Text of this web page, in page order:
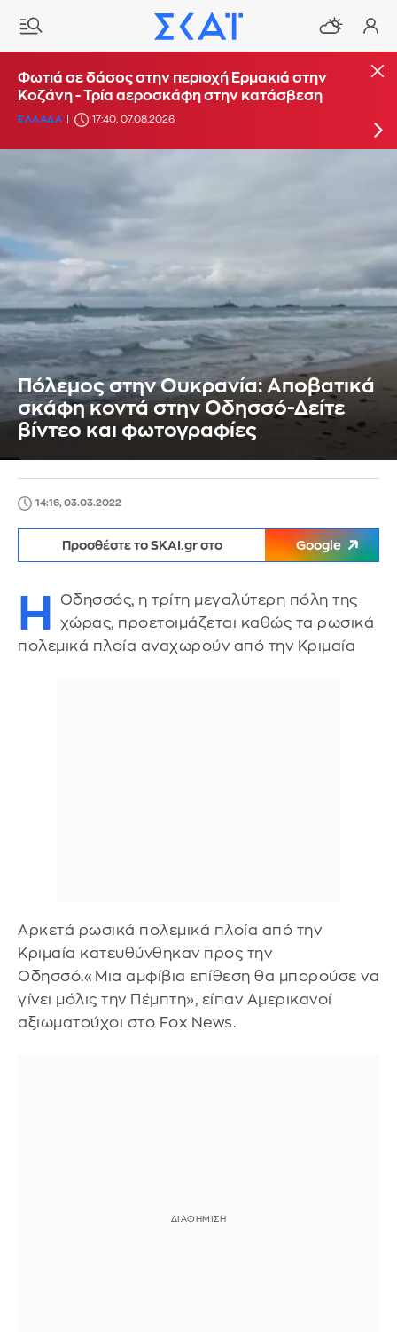
Φωτιά στο Στεφάνι Κορίνθου - Μήνυμα από το
112 για ετοιμότητα
ΕΛΛΑΔΑ 16:29, 07.08.2026
Φωτιά σε δάσος στην περιοχή Ερμακιά στην
Κοζάνη - Τρία αεροσκάφη στην κατάσβεση
ΕΛΛΑΔΑ 17:40, 07.08.2026
Πόλεμος στην Ουκρανία: Αποβατικά
σκάφη κοντά στην Οδησσό-Δείτε
βίντεο και φωτογραφίες
14:16, 03.03.2022
Προσθέστε το SKAI.gr στο Google
Η
Οδησσός, η τρίτη μεγαλύτερη πόλη της
χώρας, προετοιμάζεται καθώς τα ρωσικά
πολεμικά πλοία αναχωρούν από την Κριμαία
Αρκετά ρωσικά πολεμικά πλοία από την
Κριμαία κατευθύνθηκαν προς την
Οδησσό.«Μια αμφίβια επίθεση θα μπορούσε να
γίνει μόλις την Πέμπτη», είπαν Αμερικανοί
αξιωματούχοι στο Fox News.